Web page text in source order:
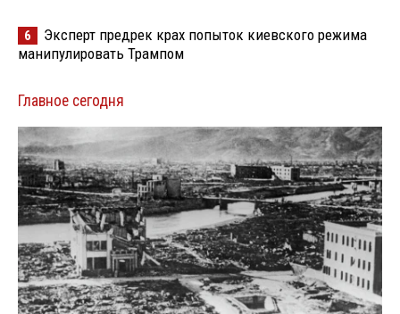
6
Эксперт предрек крах попыток киевского режима
манипулировать Трампом
Главное сегодня